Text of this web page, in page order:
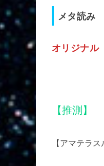
メタ読み
オリジナル
【推測】
【アマテラ